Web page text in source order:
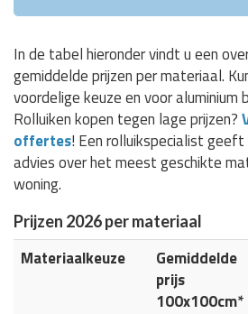
In de tabel hieronder vindt u een
gemiddelde prijzen per materiaal.
voordelige keuze en voor
Rolluiken kopen tegen lage prijzen?
offertes! Een rolluikspecialist
advies over het meest geschikte
woning.
Prijzen 2026 per materiaal
Materiaalkeuze
Gemiddelde
prijs
100x100cm*